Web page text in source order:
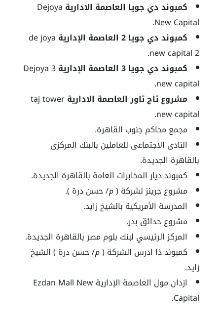
كمبوند دي جويا العاصمة الادارية Dejoya
New Capital.
كمبوند دي جويا 2 العاصمة الإدارية
de joya
new capital 2.
كمبوند دي جويا 3 العاصمة الإدارية
Dejoya 3
new capital.
مشروع تاج تاور العاصمة الاداريةtaj tower
new capital.
مجمع محاكم جنوب القاهرة.
النادى الاجتماعى للعاملين بالبنك المركزى
بالقاهرة الجديدة.
كمبوند ديار المخابرات العامة بالقاهرة الجديدة.
مشروع جرينز لشركة ( م/ حسن درة ).
المدرسة الأمريكية بالشيخ زايد.
مشروع حدائق بدر.
المركز الرئيسي لبنك بلوم مصر بالقاهرة الجديدة.
كمبوند ذا ادرس الشركة ( م/ حسن درة ) الشيخ
زايد.
ازدان مول العاصمة الإدارية Ezdan Mall New
Capital.